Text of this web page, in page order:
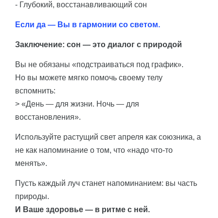
- Глубокий, восстанавливающий сон
Если да — Вы в гармонии со светом.
Заключение: сон — это диалог с природой
Вы не обязаны «подстраиваться под график».
Но вы можете мягко помочь своему телу
вспомнить:
> «День — для жизни. Ночь — для
восстановления».
Используйте растущий свет апреля как союзника, а
не как напоминание о том, что «надо что-то
менять».
Пусть каждый луч станет напоминанием: вы часть
природы.
И Ваше здоровье — в ритме с ней.